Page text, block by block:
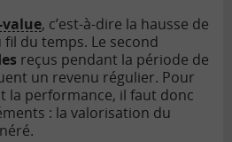
, c’est-à-dire la hausse de
fil du temps. Le second
reçus pendant la période de
un revenu régulier. Pour
la performance, il faut donc
: la valorisation du